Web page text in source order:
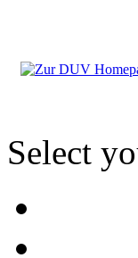
Select